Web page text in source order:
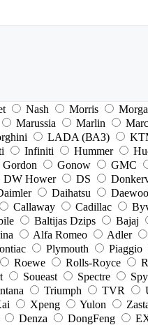
Nash Morris
Marussia Marlin
LADA (ВАЗ)
Infiniti Hummer
Gordon Gonow GMC
DW Hower DS
Daihatsu Daewoo
Callaway Cadillac
Baltijas Dzips Bajaj
Alfa Romeo Adler
Plymouth Piaggio
Roewe Rolls-Royce
Soueast Spectre
Triumph TVR
Xpeng Yulon
Denza DongFeng